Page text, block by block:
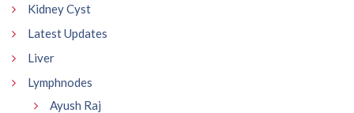
Kidney Cyst
Latest Updates
Liver
Lymphnodes
Ayush Raj